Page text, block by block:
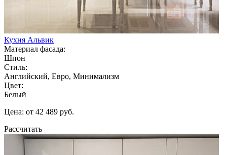
Кухня Альвик
Материал фасада:
Шпон
Стиль:
Английский, Евро, Минимализм
Цвет:
Белый
Цена: от 42 489 руб.
Рассчитать